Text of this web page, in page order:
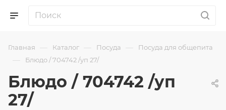
Главная — Каталог — Посуда — Посуда для общепита
— Блюдо / 704742 /уп 27/
Блюдо / 704742 /уп
27/